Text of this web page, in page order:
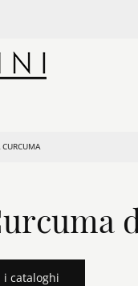
CURCUMA
i cataloghi